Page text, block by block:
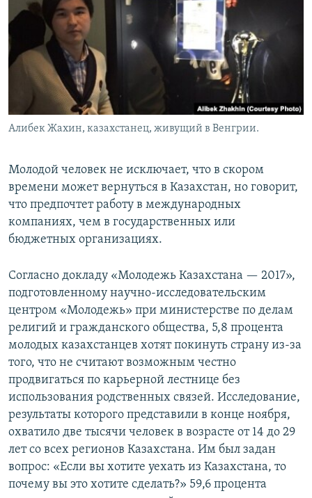
Алибек Жахин, казахстанец, живущий в Венгрии.
Молодой человек не исключает, что в скором
времени может вернуться в Казахстан, но говорит,
что предпочтет работу в международных
компаниях, чем в государственных или
бюджетных организациях.
Согласно докладу «Молодежь Казахстана — 2017»,
подготовленному научно-исследовательским
центром «Молодежь» при министерстве по делам
религий и гражданского общества, 5,8 процента
молодых казахстанцев хотят покинуть страну из-за
того, что не считают возможным честно
продвигаться по карьерной лестнице без
использования родственных связей. Исследование,
результаты которого представили в конце ноября,
охватило две тысячи человек в возрасте от 14 до 29
лет со всех регионов Казахстана. Им был задан
вопрос: «Если вы хотите уехать из Казахстана, то
почему вы это хотите сделать?» 59,6 процента